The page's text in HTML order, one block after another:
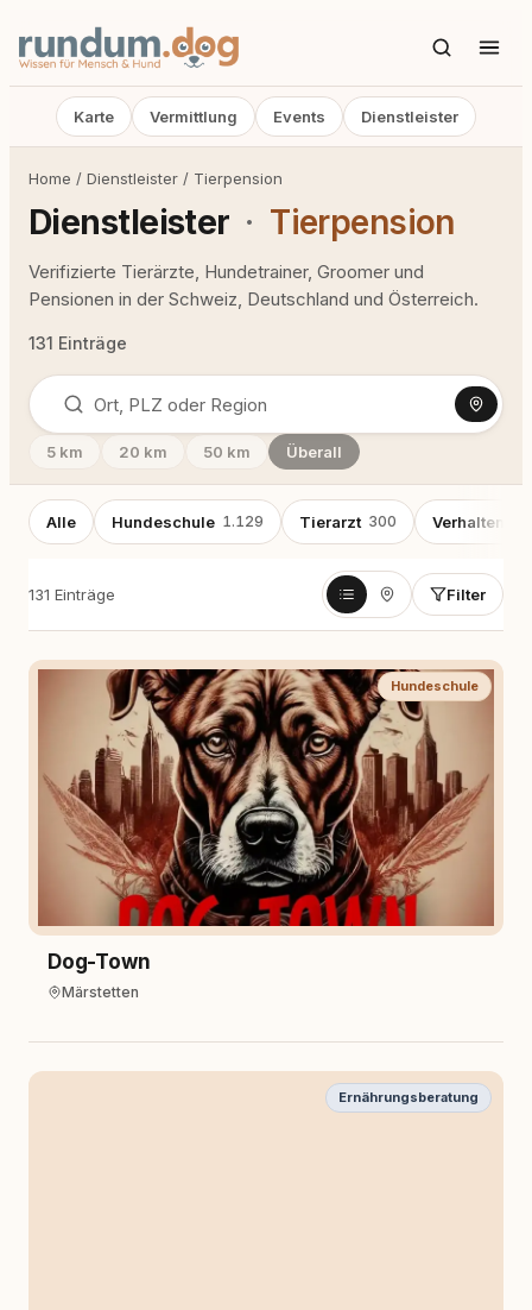
Karte Vermittlung Events Dienstleister
Home / Dienstleister / Tierpension
Dienstleister · Tierpension
Verifizierte Tierärzte, Hundetrainer, Groomer und
Pensionen in der Schweiz, Deutschland und Österreich.
131 Einträge
5 km 20 km 50 km Überall
Alle Hundeschule 1.129 Tierarzt 300
131 Einträge Filter
Hundeschule
Dog-Town
Märstetten
Ernährungsberatung